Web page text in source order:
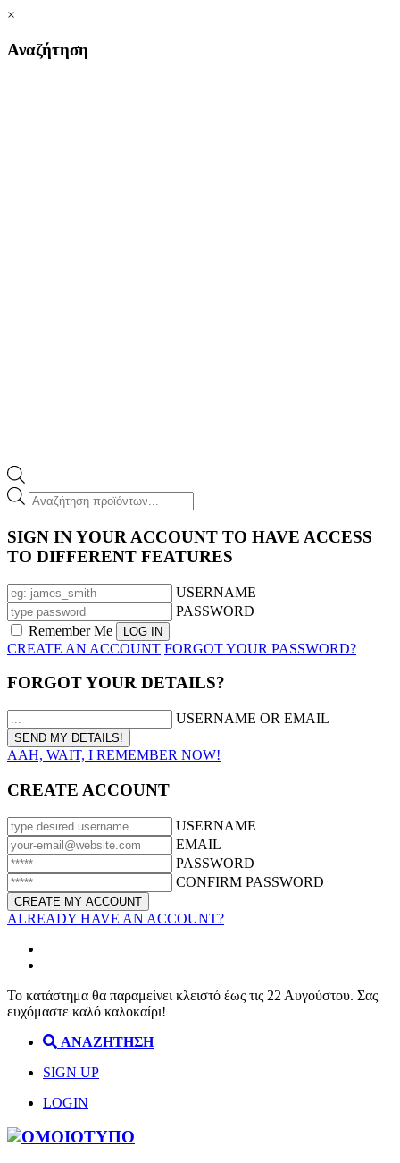
×
Αναζήτηση
Products
search
SIGN IN YOUR ACCOUNT TO HAVE ACCESS
TO DIFFERENT FEATURES
USERNAME
PASSWORD
Remember Me
CREATE AN ACCOUNT FORGOT YOUR PASSWORD?
FORGOT YOUR DETAILS?
USERNAME OR EMAIL
AAH, WAIT, I REMEMBER NOW!
CREATE ACCOUNT
USERNAME
EMAIL
PASSWORD
CONFIRM PASSWORD
ALREADY HAVE AN ACCOUNT?
Το κατάστημα θα παραμείνει κλειστό έως τις 22 Αυγούστου. Σας
ευχόμαστε καλό καλοκαίρι!
ΑΝΑΖΗΤΗΣΗ
SIGN UP
LOGIN